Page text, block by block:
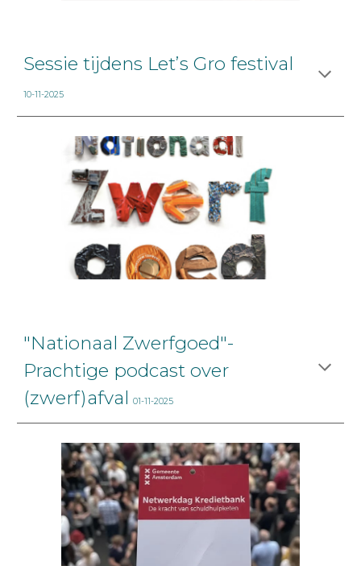
Sessie tijdens Let’s Gro festival
10-11-2025
"Nationaal Zwerfgoed"-
Prachtige podcast over
(zwerf)afval 01-11-2025